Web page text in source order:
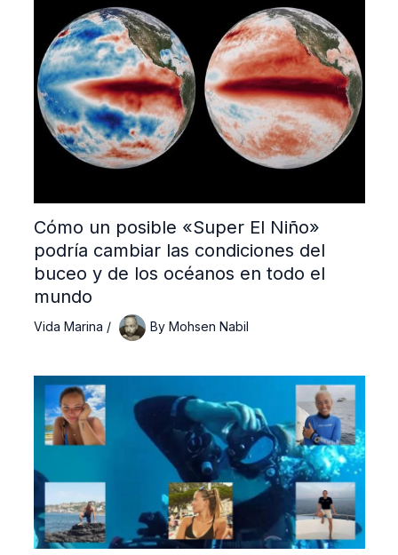
Cómo un posible «Super El Niño»
podría cambiar las condiciones del
buceo y de los océanos en todo el
mundo
Vida Marina / By Mohsen Nabil